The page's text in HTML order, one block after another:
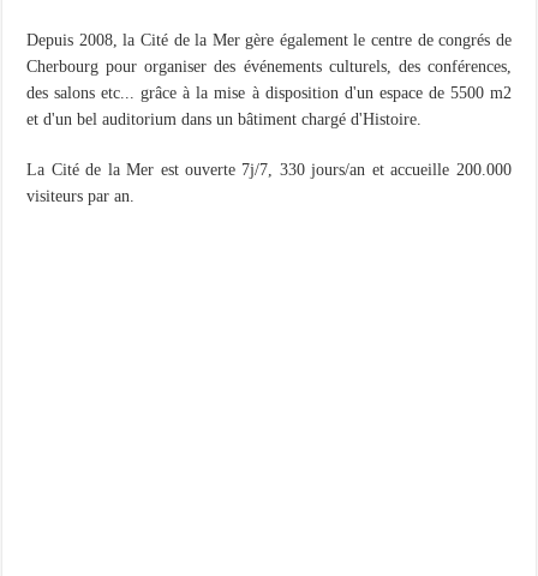
Depuis 2008, la Cité de la Mer gère également le centre de congrés de
Cherbourg pour organiser des événements culturels, des conférences,
des salons etc... grâce à la mise à disposition d'un espace de 5500 m2
et d'un bel auditorium dans un bâtiment chargé d'Histoire.
La Cité de la Mer est ouverte 7j/7, 330 jours/an et accueille 200.000
visiteurs par an.